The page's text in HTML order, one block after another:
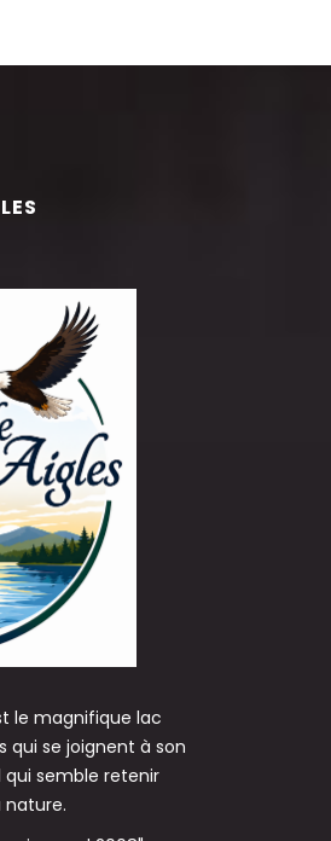
le magnifique lac
qui se joignent à son
semble retenir